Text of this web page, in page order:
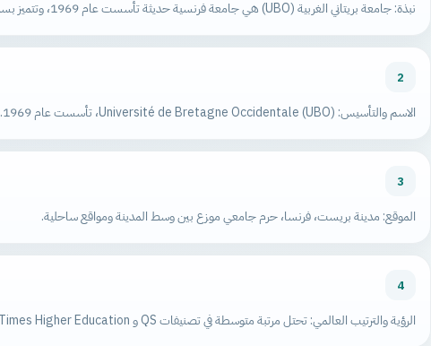
نبذة: جامعة بريتاني الغربية (UBO) هي جامعة فرنسية حديثة تأسست عام 1969، وتتميز بسمعة أكاديمية متوسطة مع تركيز قوي على البحث في علوم البحار والصحة.
2
الاسم والتأسيس: Université de Bretagne Occidentale (UBO)، تأسست عام 1969.
3
الموقع: مدينة بريست، فرنسا، حرم جامعي موزع بين وسط المدينة ومواقع ساحلية.
4
الرؤية والترتيب العالمي: تحتل مرتبة متوسطة في تصنيفات QS و Times Higher Education، وتتميز بقوة خاصة في علوم المحيطات والطب والهندسة البحرية.